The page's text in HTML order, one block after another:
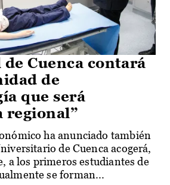
Cuenca contará
de
que será
regional”
ha anunciado también
de Cuenca acogerá,
a los primeros estudiantes de
se forman...